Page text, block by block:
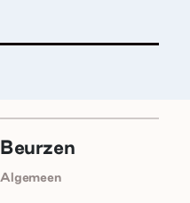
Beurzen
Algemeen